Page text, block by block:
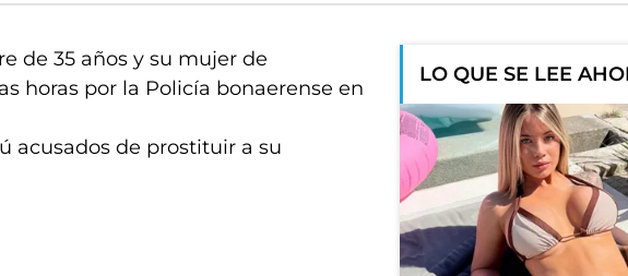
de 35 años y su mujer de
horas por la Policía bonaerense en
acusados de prostituir a su
LO QUE SE LEE